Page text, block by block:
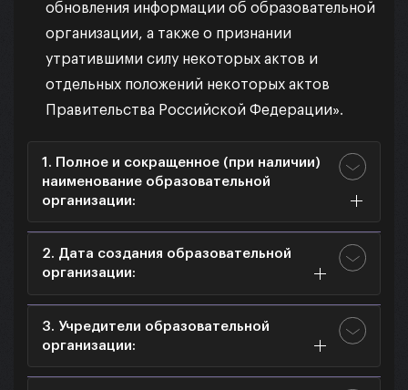
обновления информации об образовательной
организации, а также о признании
утратившими силу некоторых актов и
отдельных положений некоторых актов
Правительства Российской Федерации».
1. Полное и сокращенное (при наличии)
наименование образовательной
организации:
2. Дата создания образовательной
организации:
3. Учредители образовательной
организации: